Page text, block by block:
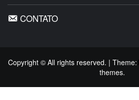
CONTATO
Copyright © All rights reserved. | Theme:
themes.